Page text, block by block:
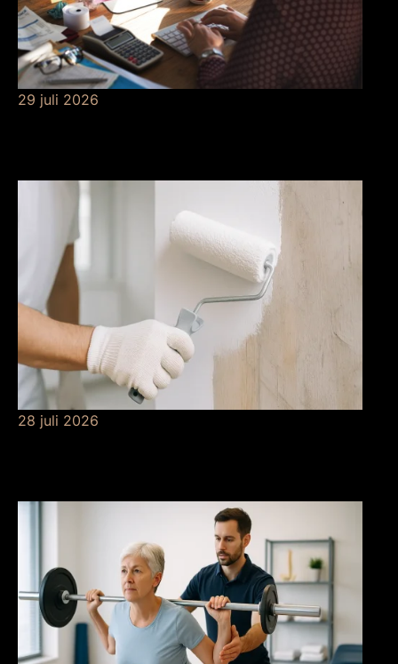
29 juli 2026
28 juli 2026